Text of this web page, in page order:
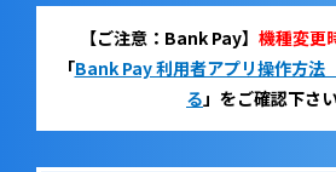
【ご注意：Bank Pay】 機種変更
「Bank Pay 利用者アプリ操作方
る」をご確認下さい